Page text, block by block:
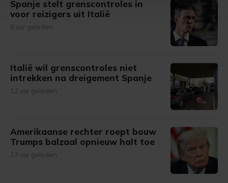
Met cookies werkt onze website beter en wordt jouw
bezoek makkelijker en persoonlijker. Op
onze cookiepagina kun je ons cookiebeleid bekijken en je
Spanje stelt grenscontroles in
voor reizigers uit Italië
8 uur geleden
Italië wil grenscontroles niet
intrekken na dreigement Spanje
12 uur geleden
Amerikaanse rechter roept bouw
Trumps balzaal opnieuw halt toe
13 uur geleden